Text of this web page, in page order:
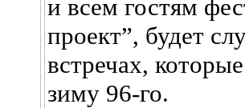
и всем гостям
проект”, будет
встречах,
зиму 96-го.